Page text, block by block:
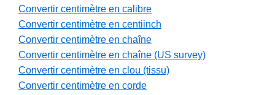
Convertir centimètre en calibre
Convertir centimètre en centiinch
Convertir centimètre en chaîne
Convertir centimètre en chaîne (US survey)
Convertir centimètre en clou (tissu)
Convertir centimètre en corde